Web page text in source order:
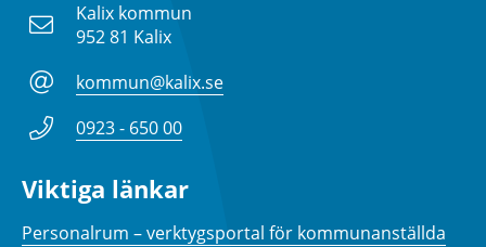
Kalix kommun
952 81 Kalix
kommun@kalix.se
0923 - 650 00
Viktiga länkar
Personalrum – verktygsportal för kommunanställda